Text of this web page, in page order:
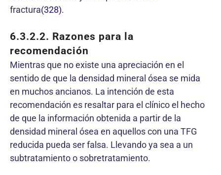
fractura(328).
6.3.2.2. Razones para la
recomendación
Mientras que no existe una apreciación en el
sentido de que la densidad mineral ósea se mida
en muchos ancianos. La intención de esta
recomendación es resaltar para el clínico el hecho
de que la información obtenida a partir de la
densidad mineral ósea en aquellos con una TFG
reducida pueda ser falsa. Llevando ya sea a un
subtratamiento o sobretratamiento.